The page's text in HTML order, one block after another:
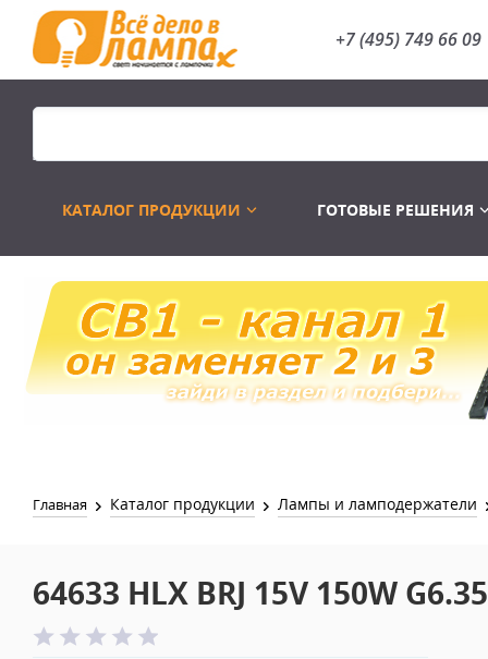
+7 (495) 749 66 09
КАТАЛОГ ПРОДУКЦИИ
Распродажа Лампы
ГОТОВЫЕ РЕШЕНИЯ
Главная Каталог продукции Лампы и ламподержатели
64633 HLX BRJ 15V 150W G6.35